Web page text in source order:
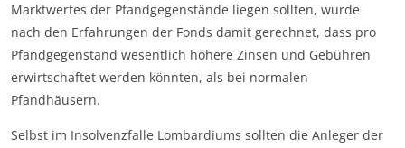
Marktwertes der Pfandgegenstände liegen sollten, wurde
nach den Erfahrungen der Fonds damit gerechnet, dass pro
Pfandgegenstand wesentlich höhere Zinsen und Gebühren
erwirtschaftet werden könnten, als bei normalen
Pfandhäusern.
Selbst im Insolvenzfalle Lombardiums sollten die Anleger der